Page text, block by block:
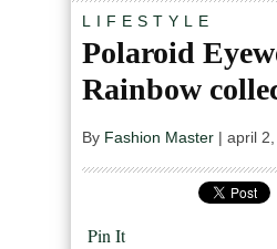
LIFESTYLE
Polaroid
Rainbow
By Fashion Master | april
Pin It